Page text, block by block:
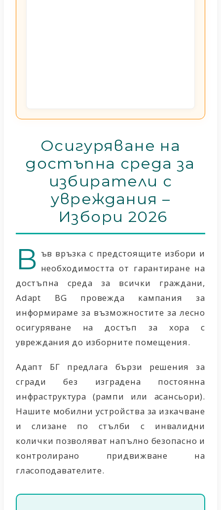
Осигуряване на
достъпна среда за
избиратели с
увреждания –
Избори 2026
В ъв връзка с предстоящите избори и
необходимостта от гарантиране на
достъпна среда за всички граждани,
Adapt BG провежда кампания за
информираме за възможностите за лесно
осигуряване на достъп за хора с
увреждания до изборните помещения.
Адапт БГ предлага бързи решения за
сгради без изградена постоянна
инфраструктура (рампи или асансьори).
Нашите мобилни устройства за изкачване
и слизане по стълби с инвалидни
колички позволяват напълно безопасно и
контролирано придвижване на
гласоподавателите.